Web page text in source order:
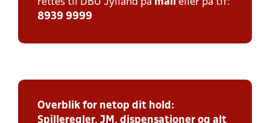
rettes til DBU Jylland på mail eller på tlf:
8939 9999
Overblik for netop dit hold:
Spilleregler, JM, dispensationer og alt